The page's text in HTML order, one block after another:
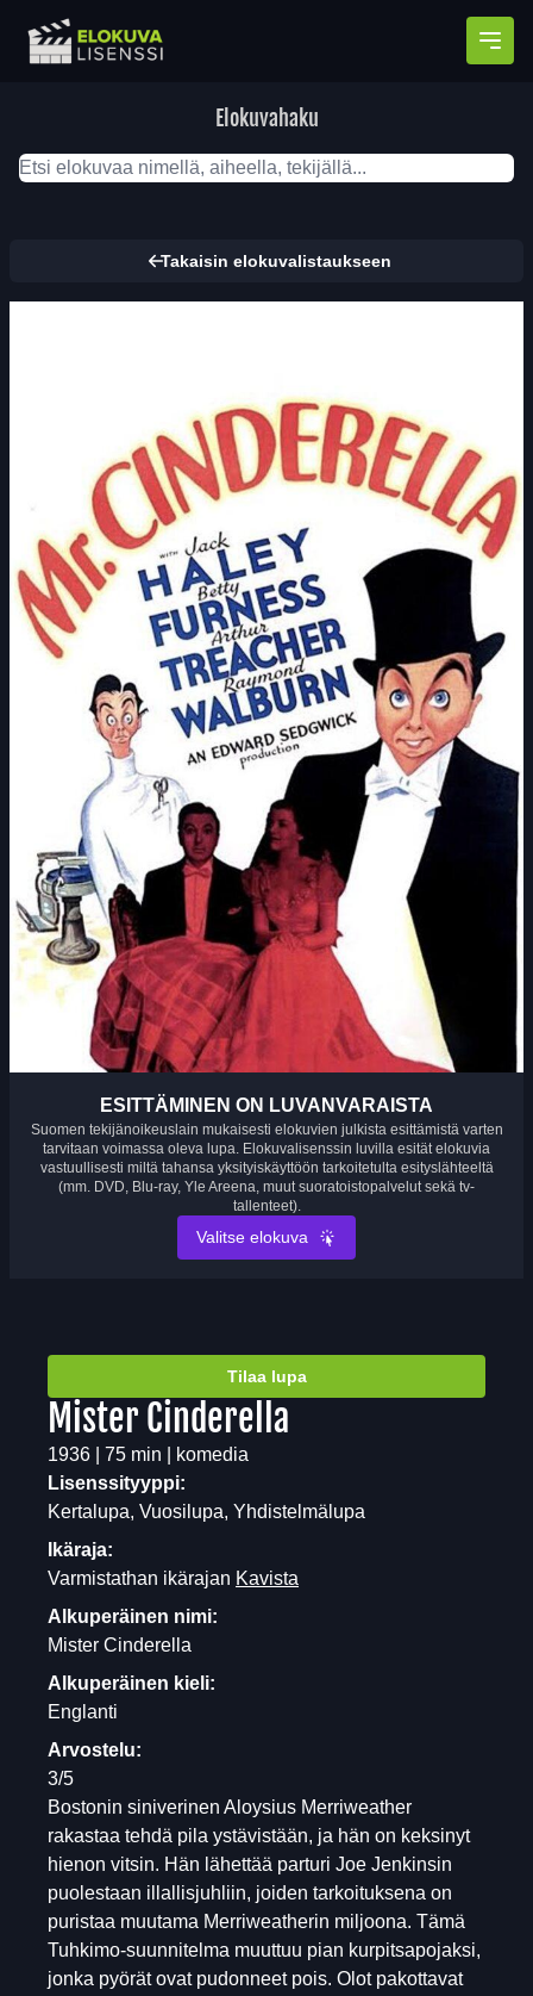
Elokuvahaku
Takaisin elokuvalistaukseen
ESITTÄMINEN ON LUVANVARAISTA
Suomen tekijänoikeuslain mukaisesti elokuvien julkista esittämistä varten
tarvitaan voimassa oleva lupa. Elokuvalisenssin luvilla esität elokuvia
vastuullisesti miltä tahansa yksityiskäyttöön tarkoitetulta esityslähteeltä
(mm. DVD, Blu-ray, Yle Areena, muut suoratoistopalvelut sekä tv-
tallenteet).
Valitse elokuva
Tilaa lupa
Mister Cinderella
1936 | 75 min | komedia
Lisenssityyppi:
Kertalupa, Vuosilupa, Yhdistelmälupa
Ikäraja:
Varmistathan ikärajan Kavista
Alkuperäinen nimi:
Mister Cinderella
Alkuperäinen kieli:
Englanti
Arvostelu:
3/5
Bostonin siniverinen Aloysius Merriweather
rakastaa tehdä pila ystävistään, ja hän on keksinyt
hienon vitsin. Hän lähettää parturi Joe Jenkinsin
puolestaan illallisjuhliin, joiden tarkoituksena on
puristaa muutama Merriweatherin miljoona. Tämä
Tuhkimo-suunnitelma muuttuu pian kurpitsapojaksi,
jonka pyörät ovat pudonneet pois. Olot pakottavat